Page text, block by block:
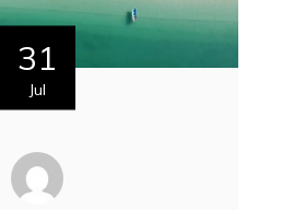
31
Jul